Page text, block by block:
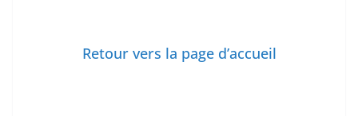
Retour vers la page d’accueil